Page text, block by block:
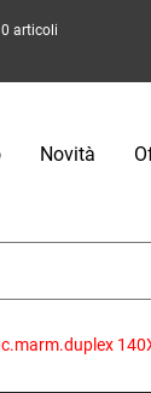
0 articoli
Novità